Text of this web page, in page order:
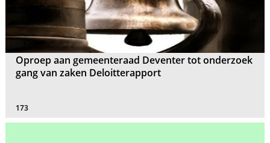
Oproep aan gemeenteraad Deventer tot onderzoek
gang van zaken Deloitterapport
173